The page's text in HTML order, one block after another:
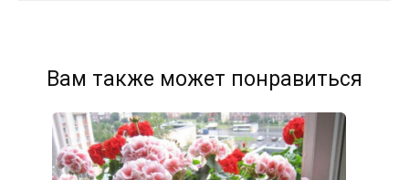
Вам также может понравиться